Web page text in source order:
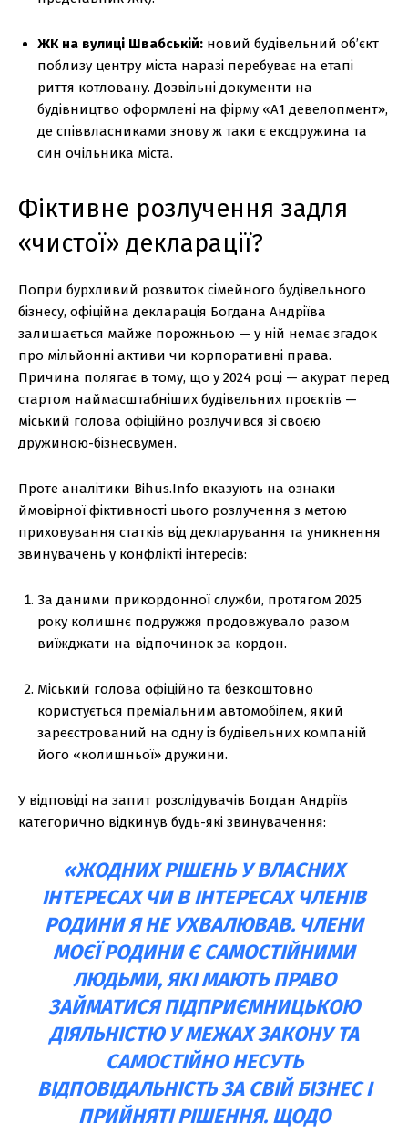
ЖК на вулиці Швабській: новий будівельний об’єкт
поблизу центру міста наразі перебуває на етапі
риття котловану. Дозвільні документи на
будівництво оформлені на фірму «А1 девелопмент»,
де співвласниками знову ж таки є ексдружина та
син очільника міста.
Фіктивне розлучення задля
«чистої» декларації?
Попри бурхливий розвиток сімейного будівельного
бізнесу, офіційна декларація Богдана Андріїва
залишається майже порожньою — у ній немає згадок
про мільйонні активи чи корпоративні права.
Причина полягає в тому, що у 2024 році — акурат перед
стартом наймасштабніших будівельних проєктів —
міський голова офіційно розлучився зі своєю
дружиною-бізнесвумен.
Проте аналітики Bihus.Info вказують на ознаки
ймовірної фіктивності цього розлучення з метою
приховування статків від декларування та уникнення
звинувачень у конфлікті інтересів:
За даними прикордонної служби, протягом 2025
року колишнє подружжя продовжувало разом
виїжджати на відпочинок за кордон.
Міський голова офіційно та безкоштовно
користується преміальним автомобілем, який
зареєстрований на одну із будівельних компаній
його «колишньої» дружини.
У відповіді на запит розслідувачів Богдан Андріїв
категорично відкинув будь-які звинувачення:
«ЖОДНИХ РІШЕНЬ У ВЛАСНИХ
ІНТЕРЕСАХ ЧИ В ІНТЕРЕСАХ ЧЛЕНІВ
РОДИНИ Я НЕ УХВАЛЮВАВ. ЧЛЕНИ
МОЄЇ РОДИНИ Є САМОСТІЙНИМИ
ЛЮДЬМИ, ЯКІ МАЮТЬ ПРАВО
ЗАЙМАТИСЯ ПІДПРИЄМНИЦЬКОЮ
ДІЯЛЬНІСТЮ У МЕЖАХ ЗАКОНУ ТА
САМОСТІЙНО НЕСУТЬ
ВІДПОВІДАЛЬНІСТЬ ЗА СВІЙ БІЗНЕС І
ПРИЙНЯТІ РІШЕННЯ. ЩОДО